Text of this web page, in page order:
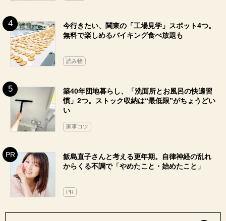
今行きたい、関東の「工場見学」スポット4つ。
無料で楽しめるバイキング食べ放題も
読み物
築40年団地暮らし、「洗面所とお風呂の快適習
慣」2つ。ストック収納は“最低限”がちょうどい
い
家事コツ
飯島直子さんと考える更年期。自律神経の乱れ
からくる不調で「やめたこと・始めたこと」
PR